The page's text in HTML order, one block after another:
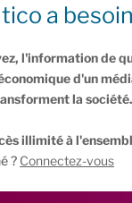
», explique
a
l'information de
d'un
la société.
illimité à
? Connectez-vous